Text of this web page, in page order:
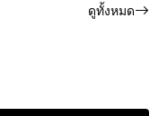
ดูทั้งหมด